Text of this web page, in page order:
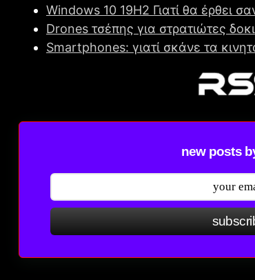
Windows 10 19H2 Γιατί θα έρθει
Drones τσέπης για στρατιώτες
Smartphones: γιατί σκάνε τα
new posts